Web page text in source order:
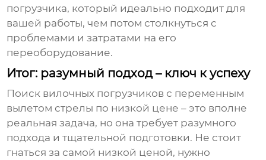
погрузчика, который идеально подходит для
вашей работы, чем потом столкнуться с
проблемами и затратами на его
переоборудование.
Итог: разумный подход – ключ к успеху
Поиск вилочных погрузчиков с переменным
вылетом стрелы по низкой цене – это вполне
реальная задача, но она требует разумного
подхода и тщательной подготовки. Не стоит
гнаться за самой низкой ценой, нужно